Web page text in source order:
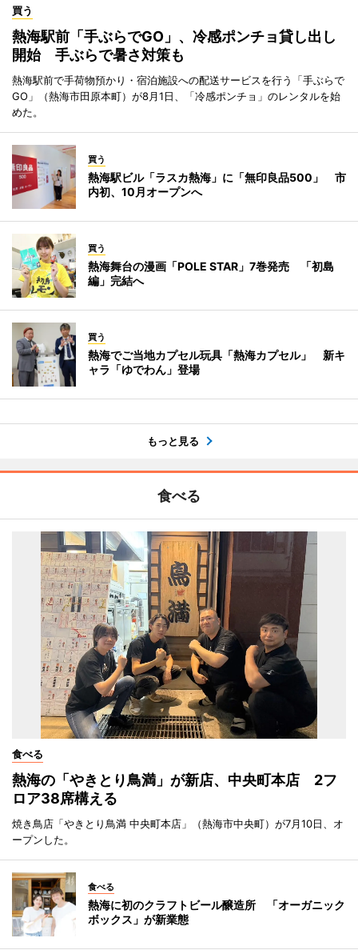
買う
熱海駅前「手ぶらでGO」、冷感ポンチョ貸し出し
開始 手ぶらで暑さ対策も
熱海駅前で手荷物預かり・宿泊施設への配送サービスを行う「手ぶらで
GO」（熱海市田原本町）が8月1日、「冷感ポンチョ」のレンタルを始
めた。
買う
熱海駅ビル「ラスカ熱海」に「無印良品500」 市
内初、10月オープンへ
買う
熱海舞台の漫画「POLE STAR」7巻発売 「初島
編」完結へ
買う
熱海でご当地カプセル玩具「熱海カプセル」 新キ
ャラ「ゆでわん」登場
もっと見る
食べる
食べる
熱海の「やきとり鳥満」が新店、中央町本店 2フ
ロア38席構える
焼き鳥店「やきとり鳥満 中央町本店」（熱海市中央町）が7月10日、オ
ープンした。
食べる
熱海に初のクラフトビール醸造所 「オーガニック
ボックス」が新業態